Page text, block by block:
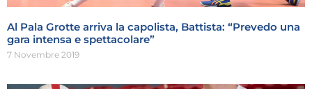
Al Pala Grotte arriva la capolista, Battista: “Prevedo una
gara intensa e spettacolare”
7 Novembre 2019